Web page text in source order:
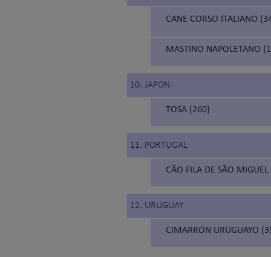
CANE CORSO ITALIANO
MASTINO NAPOLETANO
10. JAPON
TOSA (260)
11. PORTUGAL
CÃO FILA DE SÃO
12. URUGUAY
CIMARRÓN URUGUAYO